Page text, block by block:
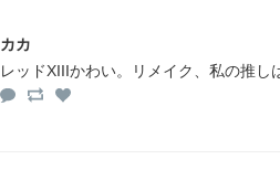
カカ
レッドXIIIかわい。リメイク、私の推し